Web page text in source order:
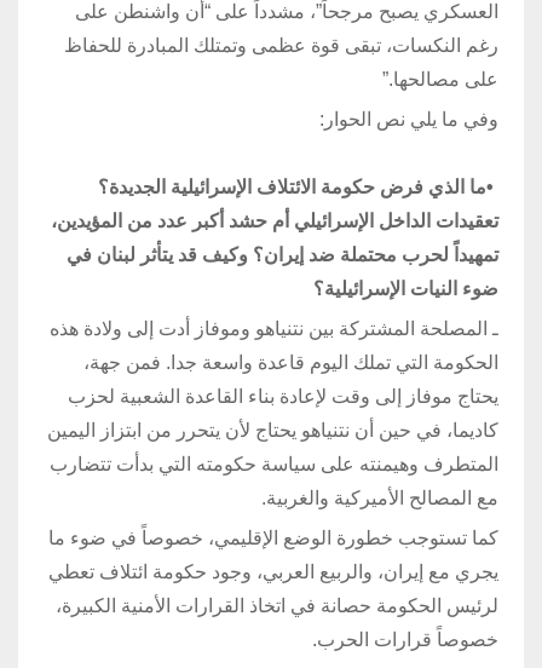
العسكري يصبح مرجحاً”، مشدداً على “أن واشنطن على
رغم النكسات، تبقى قوة عظمى وتمتلك المبادرة للحفاظ
على مصالحها.”
وفي ما يلي نص الحوار:
•ما الذي فرض حكومة الائتلاف الإسرائيلية الجديدة؟
تعقيدات الداخل الإسرائيلي أم حشد أكبر عدد من المؤيدين،
تمهيداً لحرب محتملة ضد إيران؟ وكيف قد يتأثر لبنان في
ضوء النيات الإسرائيلية؟
ـ المصلحة المشتركة بين نتنياهو وموفاز أدت إلى ولادة هذه
الحكومة التي تملك اليوم قاعدة واسعة جدا. فمن جهة،
يحتاج موفاز إلى وقت لإعادة بناء القاعدة الشعبية لحزب
كاديما، في حين أن نتنياهو يحتاج لأن يتحرر من ابتزاز اليمين
المتطرف وهيمنته على سياسة حكومته التي بدأت تتضارب
مع المصالح الأميركية والغربية.
كما تستوجب خطورة الوضع الإقليمي، خصوصاً في ضوء ما
يجري مع إيران، والربيع العربي، وجود حكومة ائتلاف تعطي
لرئيس الحكومة حصانة في اتخاذ القرارات الأمنية الكبيرة،
خصوصاً قرارات الحرب.